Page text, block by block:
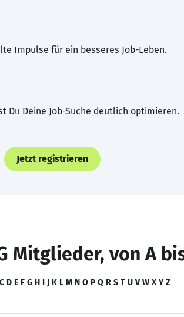
Impulse für ein besseres Job-Leben.
Du Deine Job-Suche deutlich optimieren.
Jetzt registrieren
Mitglieder, von A
C D E F G H I J K L M N O P Q R S T U V W X Y Z